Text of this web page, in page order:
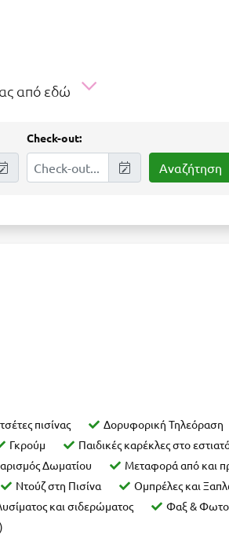
από εδώ
Check-out:
πισίνας Δορυφορική Τηλεόραση
Γκρούμ Παιδικές καρέκλες στο
Δωματίου Μεταφορά από και
Ντούζ στη Πισίνα Ομπρέλες και
και σιδερώματος Φαξ &